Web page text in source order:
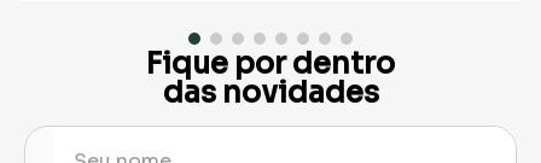
Fique por dentro
das novidades